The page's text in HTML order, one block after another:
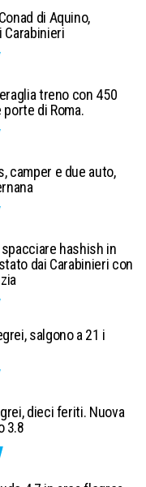
di Aquino,
treno con 450
di Roma.
camper e due auto,
hashish in
dai Carabinieri con
salgono a 21 i
dieci feriti. Nuova
3.8